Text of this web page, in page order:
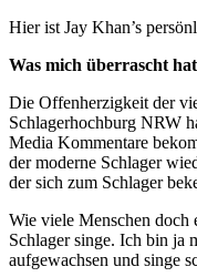
Hier ist Jay Khan’s
Was mich überrascht
Die Offenherzigkeit der
Schlagerhochburg NRW
Media Kommentare
der moderne Schlager
der sich zum Schlager
Wie viele Menschen doch
Schlager singe. Ich bin ja
aufgewachsen und singe